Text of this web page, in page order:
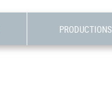
PRODUCTIONS